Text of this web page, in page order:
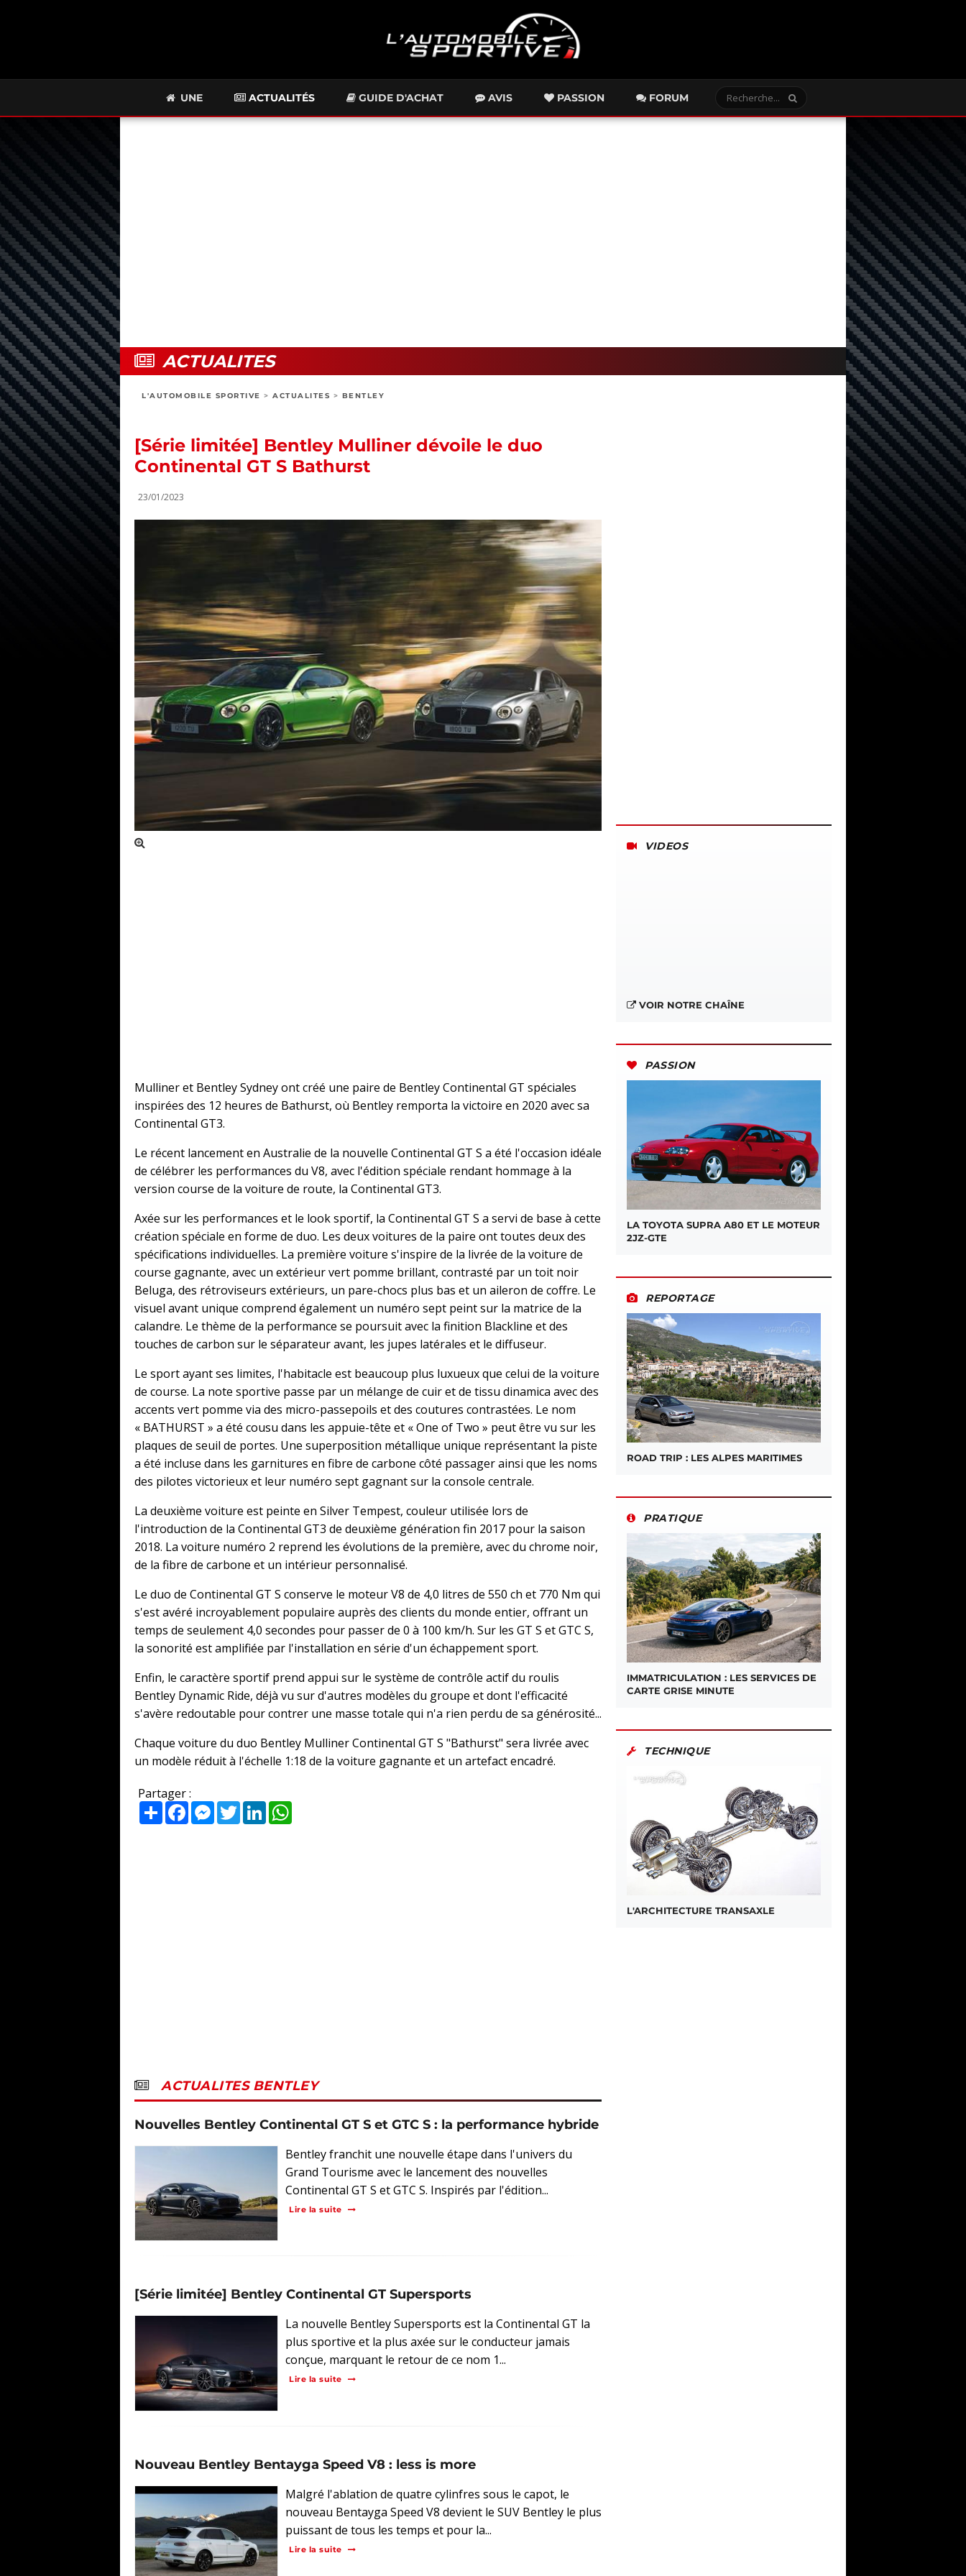
UNE ACTUALITÉS GUIDE D'ACHAT AVIS PASSION FORUM
ACTUALITES
L'AUTOMOBILE SPORTIVE > ACTUALITES > BENTLEY
[Série limitée] Bentley Mulliner dévoile le duo
Continental GT S Bathurst
23/01/2023
Mulliner et Bentley Sydney ont créé une paire de Bentley Continental GT spéciales
inspirées des 12 heures de Bathurst, où Bentley remporta la victoire en 2020 avec sa
Continental GT3.
Le récent lancement en Australie de la nouvelle Continental GT S a été l'occasion idéale
de célébrer les performances du V8, avec l'édition spéciale rendant hommage à la
version course de la voiture de route, la Continental GT3.
Axée sur les performances et le look sportif, la Continental GT S a servi de base à cette
création spéciale en forme de duo. Les deux voitures de la paire ont toutes deux des
spécifications individuelles. La première voiture s'inspire de la livrée de la voiture de
course gagnante, avec un extérieur vert pomme brillant, contrasté par un toit noir
Beluga, des rétroviseurs extérieurs, un pare-chocs plus bas et un aileron de coffre. Le
visuel avant unique comprend également un numéro sept peint sur la matrice de la
calandre. Le thème de la performance se poursuit avec la finition Blackline et des
touches de carbon sur le séparateur avant, les jupes latérales et le diffuseur.
Le sport ayant ses limites, l'habitacle est beaucoup plus luxueux que celui de la voiture
de course. La note sportive passe par un mélange de cuir et de tissu dinamica avec des
accents vert pomme via des micro-passepoils et des coutures contrastées. Le nom
« BATHURST » a été cousu dans les appuie-tête et « One of Two » peut être vu sur les
plaques de seuil de portes. Une superposition métallique unique représentant la piste
a été incluse dans les garnitures en fibre de carbone côté passager ainsi que les noms
des pilotes victorieux et leur numéro sept gagnant sur la console centrale.
La deuxième voiture est peinte en Silver Tempest, couleur utilisée lors de
l'introduction de la Continental GT3 de deuxième génération fin 2017 pour la saison
2018. La voiture numéro 2 reprend les évolutions de la première, avec du chrome noir,
de la fibre de carbone et un intérieur personnalisé.
Le duo de Continental GT S conserve le moteur V8 de 4,0 litres de 550 ch et 770 Nm qui
s'est avéré incroyablement populaire auprès des clients du monde entier, offrant un
temps de seulement 4,0 secondes pour passer de 0 à 100 km/h. Sur les GT S et GTC S,
la sonorité est amplifiée par l'installation en série d'un échappement sport.
Enfin, le caractère sportif prend appui sur le système de contrôle actif du roulis
Bentley Dynamic Ride, déjà vu sur d'autres modèles du groupe et dont l'efficacité
s'avère redoutable pour contrer une masse totale qui n'a rien perdu de sa générosité...
Chaque voiture du duo Bentley Mulliner Continental GT S "Bathurst" sera livrée avec
un modèle réduit à l'échelle 1:18 de la voiture gagnante et un artefact encadré.
Partager :
PartagerFacebookMessenger
TwitterLinkedIn
ACTUALITES BENTLEY
Nouvelles Bentley Continental GT S et GTC S : la performance hybride
Bentley franchit une nouvelle étape dans l'univers du
Grand Tourisme avec le lancement des nouvelles
Continental GT S et GTC S. Inspirés par l'édition...
Lire la suite
[Série limitée] Bentley Continental GT Supersports
La nouvelle Bentley Supersports est la Continental GT la
plus sportive et la plus axée sur le conducteur jamais
conçue, marquant le retour de ce nom 1...
Lire la suite
Nouveau Bentley Bentayga Speed V8 : less is more
Malgré l'ablation de quatre cylinfres sous le capot, le
nouveau Bentayga Speed V8 devient le SUV Bentley le plus
puissant de tous les temps et pour la...
Lire la suite
VIDEOS
VOIR NOTRE CHAÎNE
PASSION
LA TOYOTA SUPRA A80 ET LE MOTEUR
2JZ-GTE
REPORTAGE
ROAD TRIP : LES ALPES MARITIMES
PRATIQUE
IMMATRICULATION : LES SERVICES DE
CARTE GRISE MINUTE
TECHNIQUE
L'ARCHITECTURE TRANSAXLE